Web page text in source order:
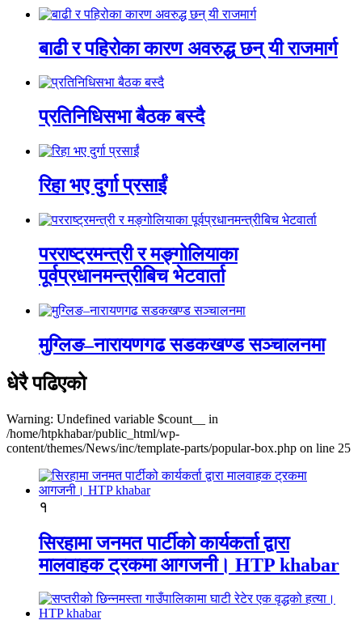
बाढी र पहिरोका कारण अवरुद्ध छन् यी राजमार्ग
प्रतिनिधिसभा बैठक बस्दै
रिहा भए दुर्गा प्रसाईं
परराष्ट्रमन्त्री र मङ्गोलियाका
पूर्वप्रधानमन्त्रीबिच भेटवार्ता
मुग्लिङ–नारायणगढ सडकखण्ड सञ्चालनमा
धेरै पढिएको
Warning: Undefined variable $count__ in
/home/htpkhabar/public_html/wp-
content/themes/News/inc/template-parts/popular-box.php on line 25
१
सिरहामा जनमत पार्टीको कार्यकर्ता द्वारा
मालवाहक ट्रकमा आगजनी। HTP khabar